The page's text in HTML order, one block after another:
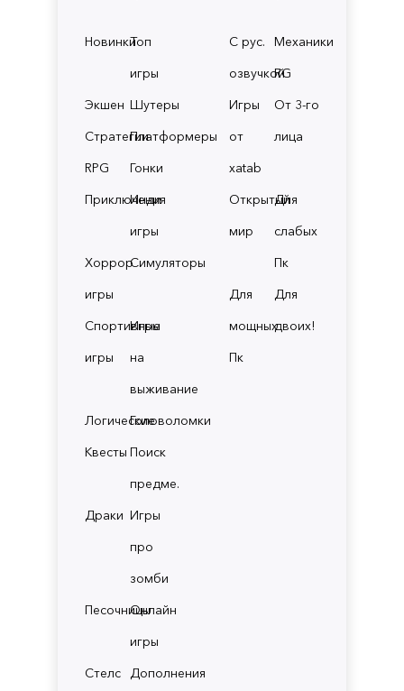
НовинкиТоп
игры
Экшен Шутеры
СтратегииПлатформеры
RPG
Гонки
Приключения
Инди
игры
Хоррор
игры
Симуляторы
Спортивные
игры
Игры
на
выживание
ЛогическиеГоловоломки
Квесты Поиск
предме.
Драки Игры
про
зомби
ПесочницыОнлайн
игры
Стелс
Дополнения
С рус.
озвучкой
Механики
RG
Игры
от
xatab
От 3-го
лица
Открытый
мир
Для
слабых
Пк
Для
мощных
Пк
Для
двоих!